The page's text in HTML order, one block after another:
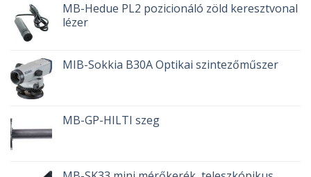
MB-Hedue PL2 pozicionáló zöld keresztvonal
lézer
MIB-Sokkia B30A Optikai szintezőműszer
MB-GP-HILTI szeg